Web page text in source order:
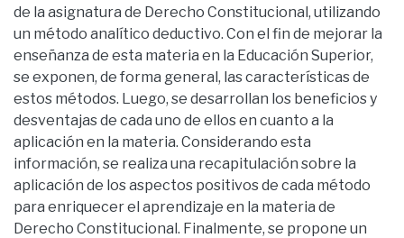
de la asignatura de Derecho Constitucional, utilizando
un método analítico deductivo. Con el fin de mejorar la
enseñanza de esta materia en la Educación Superior,
se exponen, de forma general, las características de
estos métodos. Luego, se desarrollan los beneficios y
desventajas de cada uno de ellos en cuanto a la
aplicación en la materia. Considerando esta
información, se realiza una recapitulación sobre la
aplicación de los aspectos positivos de cada método
para enriquecer el aprendizaje en la materia de
Derecho Constitucional. Finalmente, se propone un